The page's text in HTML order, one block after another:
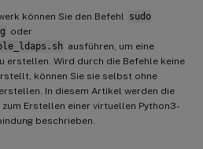
können Sie den Befehl
sudo
oder
ausführen, um eine
erstellen. Wird durch die Befehle keine
können Sie sie selbst ohne
In diesem Artikel werden die
Erstellen einer virtuellen Python3-
beschrieben.